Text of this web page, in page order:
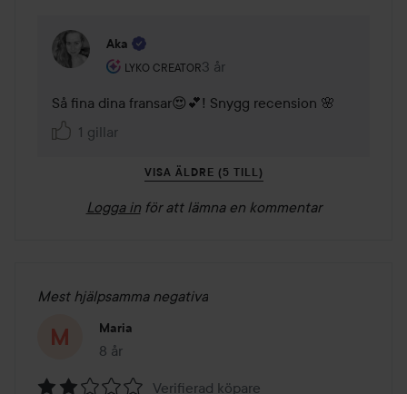
Aka
LYKO CREATOR
Användarens roll: Lyko Creator.
3 år
Kommentaren lades 3 år
Så fina dina fransar😍💕! Snygg recension 🌸
1 gillar
VISA ÄLDRE (5 TILL)
Logga in för att lämna en kommentar
Mest hjälpsamma negativa
Maria
8 år
Inlägget skapades 8 år
Verifierad köpare